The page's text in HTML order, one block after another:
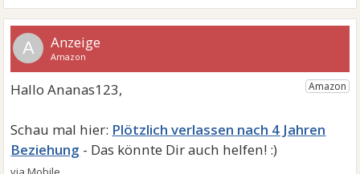
A
Plötzlich verlassen nach 4 Jahren
Beziehung